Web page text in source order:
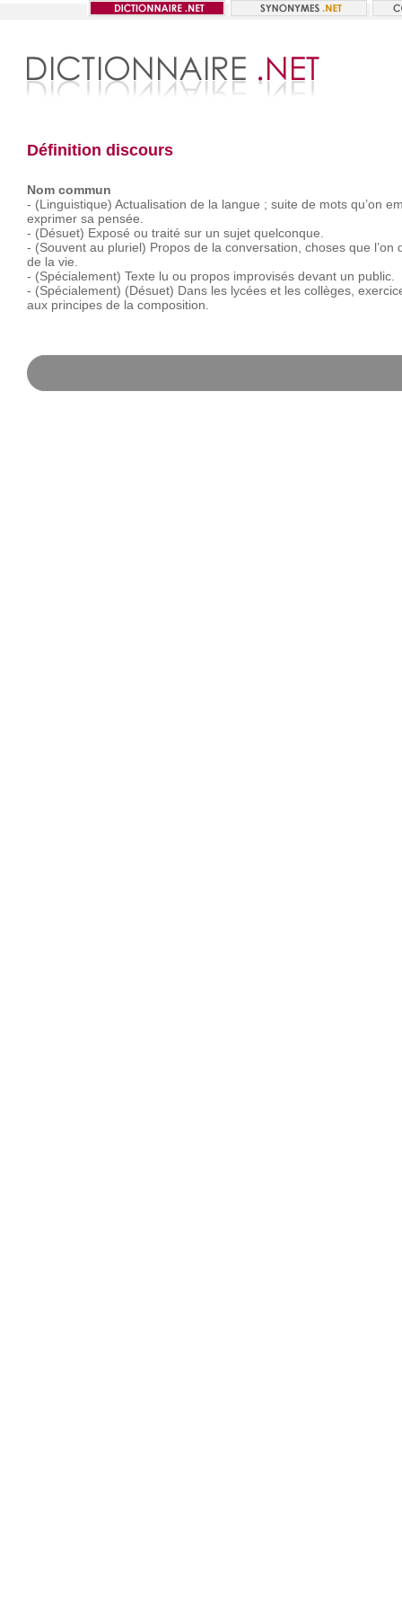
Définition discours
Nom commun
- (Linguistique) Actualisation de la langue ; suite de mots qu’on
exprimer sa pensée.
- (Désuet) Exposé ou traité sur un sujet quelconque.
- (Souvent au pluriel) Propos de la conversation, choses que l’on
de la vie.
- (Spécialement) Texte lu ou propos improvisés devant un public.
- (Spécialement) (Désuet) Dans les lycées et les collèges,
aux principes de la composition.